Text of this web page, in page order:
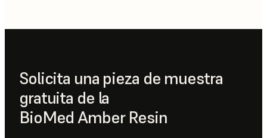
Solicita una pieza de muestra
gratuita de la
BioMed Amber Resin